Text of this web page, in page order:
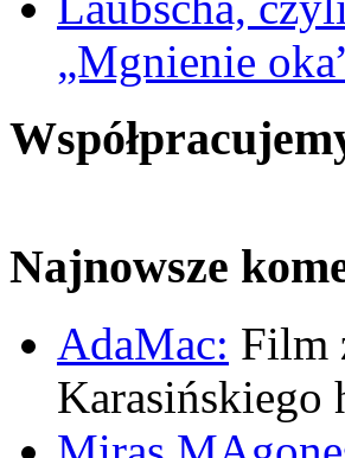
„Mgnienie
Najnowsze
AdaMac: Film